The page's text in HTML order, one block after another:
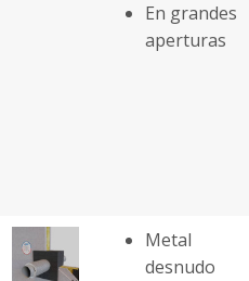
En grandes
aperturas
Metal
desnudo